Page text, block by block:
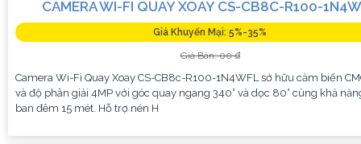
CAMERA WI-FI QUAY XOAY CS-CB8C-R100-
Giá Khuyến Mại: 5%-35%
Giá Bán: 00 ₫
Camera Wi-Fi Quay Xoay CS-CB8c-R100-1N4WFL sở hữu cảm biến
và độ phân giải 4MP với góc quay ngang 340° và dọc 80° cùng khả
ban đêm 15 mét. Hỗ trợ nén H